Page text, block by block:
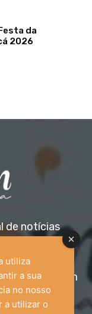
da
2026
de notícias
o público
Nossa
com um
utiliza
a sua
no nosso
a utilizar o